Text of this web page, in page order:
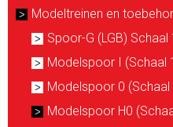
Modeltreinen en
Spoor-G (LGB) Schaal
Modelspoor I (Schaal
Modelspoor 0 (Schaal
Modelspoor H0